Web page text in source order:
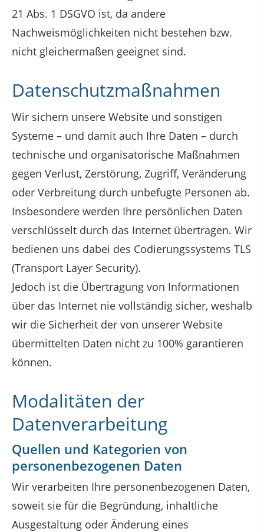
21 Abs. 1 DSGVO ist, da andere
Nachweismöglichkeiten nicht bestehen bzw.
nicht gleichermaßen geeignet sind.
Datenschutzmaßnahmen
Wir sichern unsere Website und sonstigen
Systeme – und damit auch Ihre Daten – durch
technische und organisatorische Maßnahmen
gegen Verlust, Zerstörung, Zugriff, Veränderung
oder Verbreitung durch unbefugte Personen ab.
Insbesondere werden Ihre persönlichen Daten
verschlüsselt durch das Internet übertragen. Wir
bedienen uns dabei des Codierungssystems TLS
(Transport Layer Security).
Jedoch ist die Übertragung von Informationen
über das Internet nie vollständig sicher, weshalb
wir die Sicherheit der von unserer Website
übermittelten Daten nicht zu 100% garantieren
können.
Modalitäten der
Datenverarbeitung
Quellen und Kategorien von
personenbezogenen Daten
Wir verarbeiten Ihre personenbezogenen Daten,
soweit sie für die Begründung, inhaltliche
Ausgestaltung oder Änderung eines